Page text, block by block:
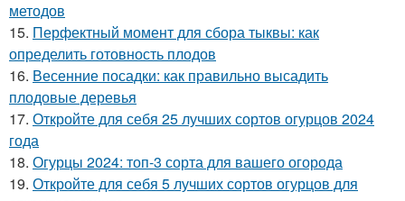
методов
15. Перфектный момент для сбора тыквы: как
определить готовность плодов
16. Весенние посадки: как правильно высадить
плодовые деревья
17. Откройте для себя 25 лучших сортов огурцов 2024
года
18. Огурцы 2024: топ-3 сорта для вашего огорода
19. Откройте для себя 5 лучших сортов огурцов для